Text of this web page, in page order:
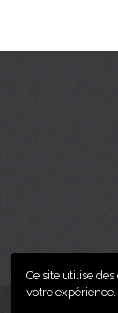
Ce site utilise
votre expérience.